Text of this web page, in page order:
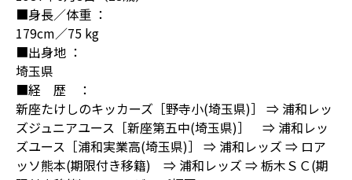
■身長／体重 ：
179cm／75 kg
■出身地 ：
埼玉県
■経 歴 ：
新座たけしのキッカーズ［野寺小(埼玉県)］ ⇒ 浦和レッ
ズジュニアユース［新座第五中(埼玉県)］ ⇒ 浦和レッ
ズユース［浦和実業高(埼玉県)］ ⇒ 浦和レッズ ⇒ ロア
ッソ熊本(期限付き移籍) ⇒ 浦和レッズ ⇒ 栃木ＳＣ(期